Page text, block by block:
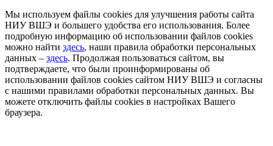
Мы используем файлы cookies для улучшения работы сайта
НИУ ВШЭ и большего удобства его использования. Более
подробную информацию об использовании файлов cookies
можно найти здесь, наши правила обработки персональных
данных – здесь. Продолжая пользоваться сайтом, вы
подтверждаете, что были проинформированы об
использовании файлов cookies сайтом НИУ ВШЭ и согласны
с нашими правилами обработки персональных данных. Вы
можете отключить файлы cookies в настройках Вашего
браузера.